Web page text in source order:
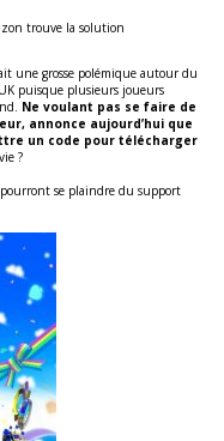
trouve la solution
une grosse polémique autour du
puisque plusieurs joueurs
Ne voulant pas se faire de
annonce aujourd’hui que
un code pour télécharger
?
pourront se plaindre du support